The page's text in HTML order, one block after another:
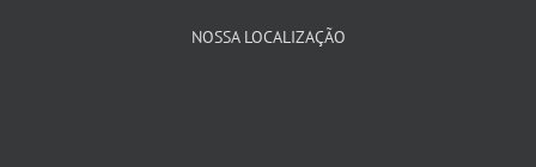
NOSSA LOCALIZAÇÃO